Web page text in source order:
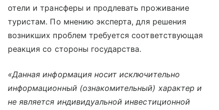
отели и трансферы и продлевать проживание
туристам. По мнению эксперта, для решения
возникших проблем требуется соответствующая
реакция со стороны государства.
«Данная информация носит исключительно
информационный (ознакомительный) характер и
не является индивидуальной инвестиционной